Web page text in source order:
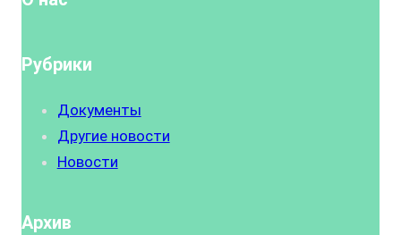
Рубрики
Документы
Другие новости
Новости
Архив